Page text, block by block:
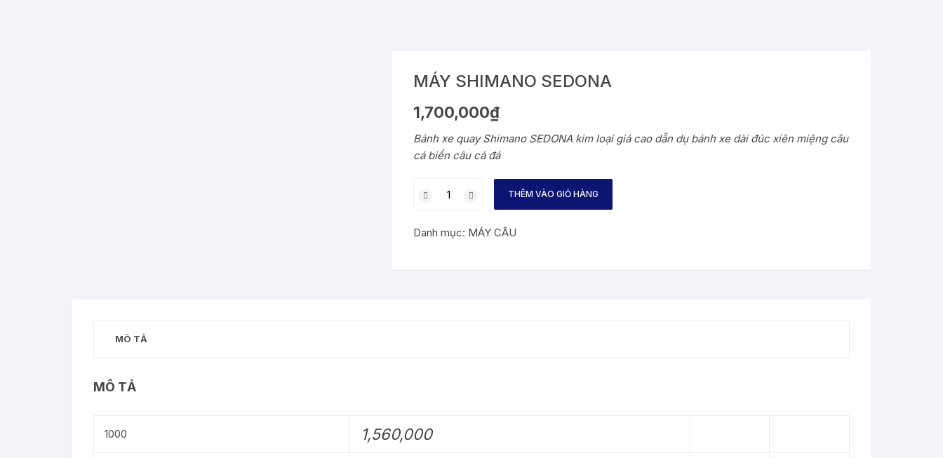
MÁY SHIMANO SEDONA
1,700,000₫
Bánh xe quay Shimano SEDONA kim loại giá cao dẫn dụ bánh xe dài đúc xiên miệng câu
cá biển câu cá đá
SHIMANO
số
THÊM VÀO GIỎ HÀNG
Danh mục: MÁY CÂU
MÔ TẢ
MÔ TẢ
1000 1,560,000